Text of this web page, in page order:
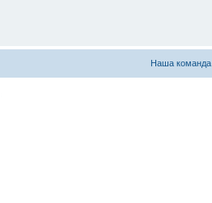
Наша команда